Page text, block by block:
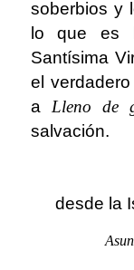
soberbios y
lo que es
Santísima
el
a Lleno de
salvación.
desde la